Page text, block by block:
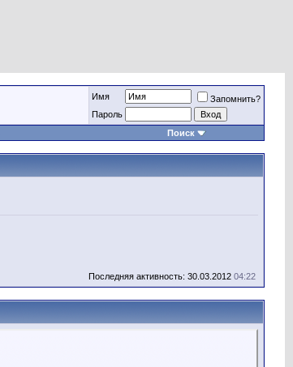
Имя
Запомнить?
Пароль
Поиск
Последняя активность: 30.03.2012 04:22